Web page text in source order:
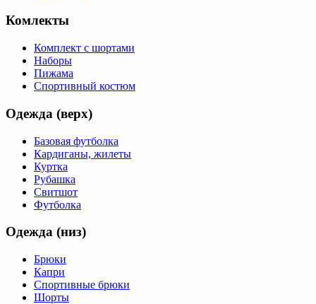
Комлекты
Комплект с шортами
Наборы
Пижама
Спортивный костюм
Одежда (верх)
Базовая футболка
Кардиганы, жилеты
Куртка
Рубашка
Свитшот
Футболка
Одежда (низ)
Брюки
Капри
Спортивные брюки
Шорты